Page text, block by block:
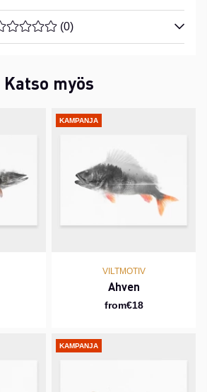
0 / 5
(0)
Katso myös
KAMPANJA
VILTMOTIV
Ahven
from€18
KAMPANJA